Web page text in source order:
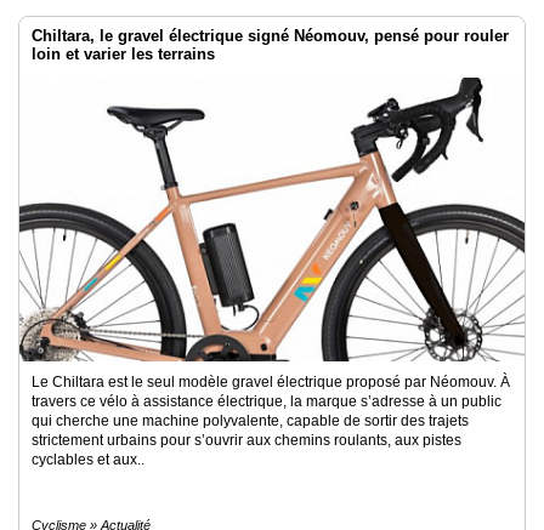
Chiltara, le gravel électrique signé Néomouv, pensé pour rouler
loin et varier les terrains
Le Chiltara est le seul modèle gravel électrique proposé par Néomouv. À
travers ce vélo à assistance électrique, la marque s’adresse à un public
qui cherche une machine polyvalente, capable de sortir des trajets
strictement urbains pour s’ouvrir aux chemins roulants, aux pistes
cyclables et aux..
Cyclisme » Actualité